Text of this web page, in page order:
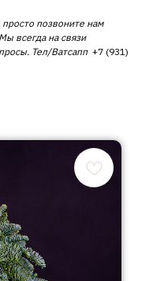
позвоните нам
всегда на связи
Тел/Ватсапп +7 (931)